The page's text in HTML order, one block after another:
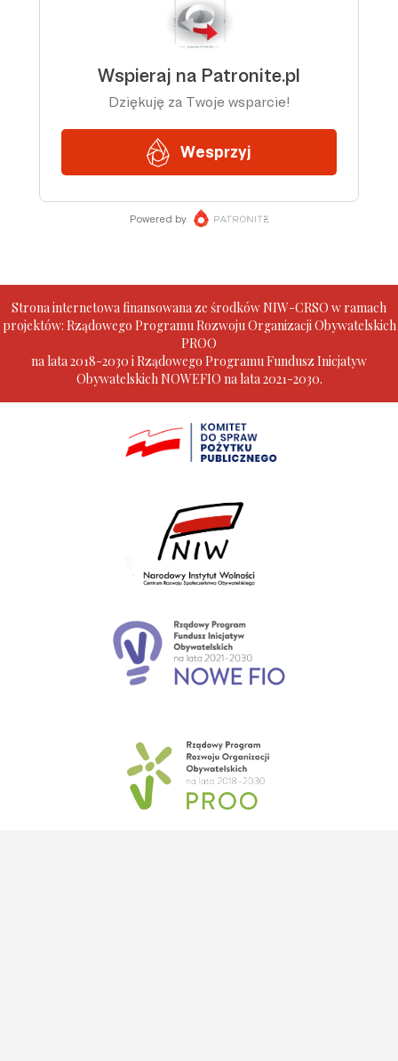
Strona internetowa finansowana ze środków NIW-CRSO w ramach
projektów: Rządowego Programu Rozwoju Organizacji Obywatelskich
PROO
na lata 2018-2030 i Rządowego Programu Fundusz Inicjatyw
Obywatelskich NOWEFIO na lata 2021-2030.